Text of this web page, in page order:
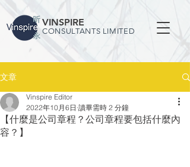
VINSPIRE
CONSULTANTS LIMITED
文章
【什麼是公司章程？公司章程要包括什麼內
容？】
Vinspire Editor
2022年10月6日 讀畢需時 2 分鐘